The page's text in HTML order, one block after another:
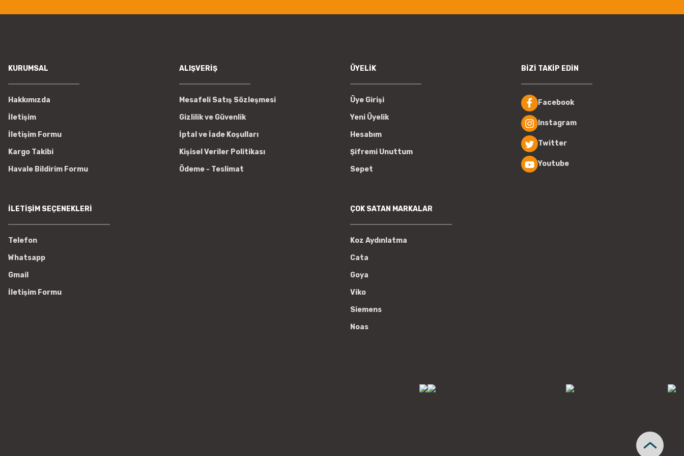
KURUMSAL
Hakkımızda
İletişim
İletişim Formu
Kargo Takibi
Havale Bildirim Formu
ALIŞVERİŞ
Mesafeli Satış Sözleşmesi
Gizlilik ve Güvenlik
İptal ve İade Koşulları
Kişisel Veriler Politikası
Ödeme - Teslimat
ÜYELİK
Üye Girişi
Yeni Üyelik
Hesabım
Şifremi Unuttum
Sepet
BİZİ TAKİP EDİN
Facebook
Instagram
Twitter
Youtube
İLETİŞİM SEÇENEKLERİ
Telefon
Whatsapp
Gmail
İletişim Formu
ÇOK SATAN MARKALAR
Koz Aydınlatma
Cata
Goya
Viko
Siemens
Noas